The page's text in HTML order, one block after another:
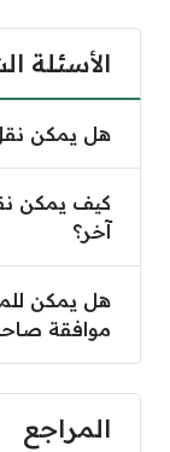
الأسئلة
هل يمكن نقل
كيف يمكن
آخر؟
هل يمكن
موافقة
المراجع